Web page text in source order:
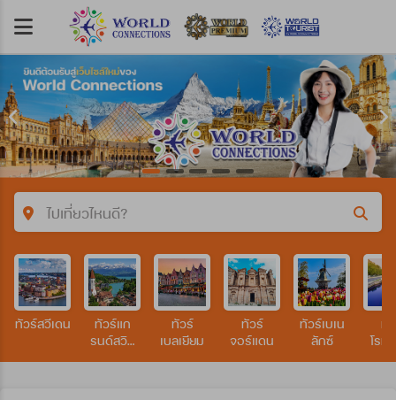
ไปเที่ยวไหนดี?
คำค้นหา/รหัสทัวร์
ทัวร์สวีเดน
ทัวร์แก
รนด์สวิต
ทัวร์
เบลเยียม
ทัวร์
จอร์แดน
ทัวร์เบเน
ลักซ์
ทั
โรม